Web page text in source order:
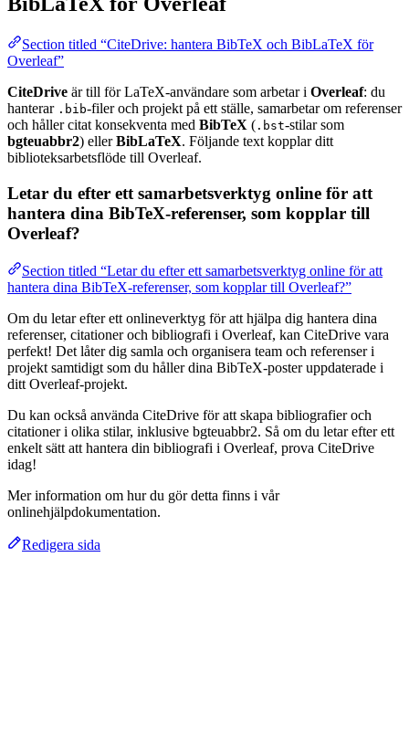
Section titled “CiteDrive: hantera BibTeX och BibLaTeX för
Overleaf”
CiteDrive är till för LaTeX-användare som arbetar i Overleaf: du
hanterar .bib-filer och projekt på ett ställe, samarbetar om referenser
och håller citat konsekventa med BibTeX ( .bst-stilar som
bgteuabbr2) ellerBibLaTeX. Följande text kopplar ditt
biblioteksarbetsflöde till Overleaf.
Letar du efter ett samarbetsverktyg online för att
hantera dina BibTeX-referenser, som kopplar till
Overleaf?
Section titled “Letar du efter ett samarbetsverktyg online för att
hantera dina BibTeX-referenser, som kopplar till Overleaf?”
Om du letar efter ett onlineverktyg för att hjälpa dig hantera dina
referenser, citationer och bibliografi i Overleaf, kan CiteDrive vara
perfekt! Det låter dig samla och organisera team och referenser i
projekt samtidigt som du håller dina BibTeX-poster uppdaterade i
ditt Overleaf-projekt.
Du kan också använda CiteDrive för att skapa bibliografier och
citationer i olika stilar, inklusive bgteuabbr2. Så om du letar efter ett
enkelt sätt att hantera din bibliografi i Overleaf, prova CiteDrive
idag!
Mer information om hur du gör detta finns i vår
onlinehjälpdokumentation.
Redigera sida